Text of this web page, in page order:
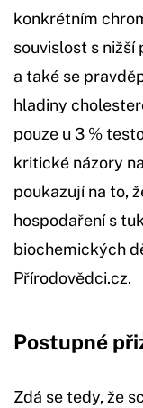
konkrétním
souvislost s
a také se
hladiny
pouze u 3 %
kritické názory
poukazují na to,
hospodaření s
biochemických
Přírodovědci.cz.
Postupné
Zdá se tedy, že